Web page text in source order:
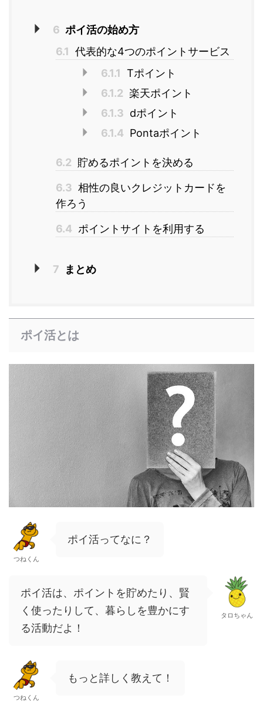
6 ポイ活の始め方
6.1 代表的な4つのポイントサービス
6.1.1 Tポイント
6.1.2 楽天ポイント
6.1.3 dポイント
6.1.4 Pontaポイント
6.2 貯めるポイントを決める
6.3 相性の良いクレジットカードを
作ろう
6.4 ポイントサイトを利用する
7 まとめ
ポイ活とは
つねくん
ポイ活ってなに？
ポイ活は、ポイントを貯めたり、賢
く使ったりして、暮らしを豊かにす
る活動だよ！
タロちゃん
つねくん
もっと詳しく教えて！